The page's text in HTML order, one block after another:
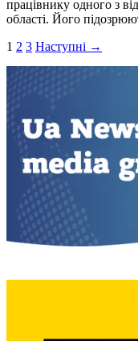
працівнику одного з
області. Його
Пагінація
записів
1 2 3 Наступні →